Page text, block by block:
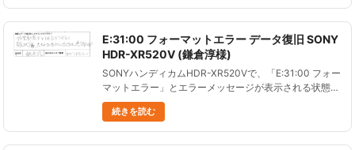
かの......
E:31:00 フォーマットエラー データ復旧 SONY
HDR-XR520V (鎌倉淳様)
SONYハンディカムHDR-XR520Vで、「E:31:00 フォー
マットエラー」とエラーメッセージが表示される状態か
らデータ復旧に成功しました。 お客様からご感想をい
ただきましたので、ご紹介します。 SONY HDR-......
続きを読む